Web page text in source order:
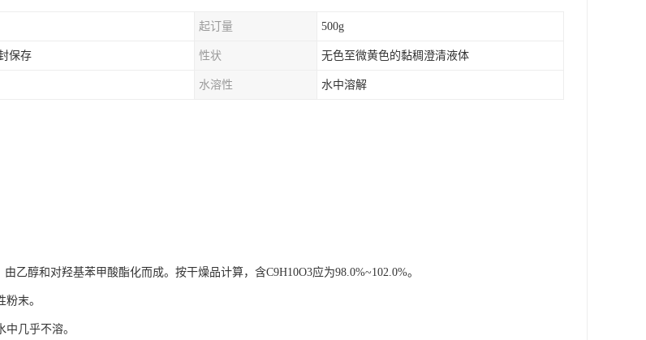
起订量 500g
保存 性状 无色至微黄色的黏稠澄清液体
水溶性 水中溶解
乙醇和对羟基苯甲酸酯化而成。按干燥品计算，含C9H10O3应为98.0%~102.0%。
末。
几乎不溶。